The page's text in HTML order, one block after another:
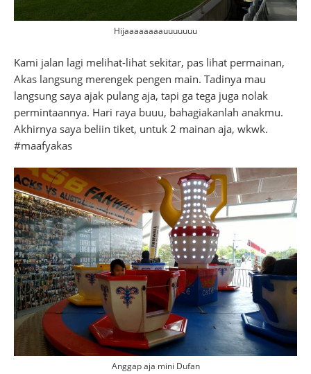
Hijaaaaaaaauuuuuuu
Kami jalan lagi melihat-lihat sekitar, pas lihat permainan,
Akas langsung merengek pengen main. Tadinya mau
langsung saya ajak pulang aja, tapi ga tega juga nolak
permintaannya. Hari raya buuu, bahagiakanlah anakmu.
Akhirnya saya beliin tiket, untuk 2 mainan aja, wkwk.
#maafyakas
Anggap aja mini Dufan